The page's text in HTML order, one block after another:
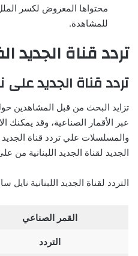
محتواها المعروض لكسر
للمشاهدة.
تردد قناة الجديد
تردد قناة الجديد على
تزايد البحث من قبل المشاهدين حول
عبر الأقمار الصناعية، وقد يمكنك
الجديد لقناة الجديد اللبنانية من
التردد لقناة الجديد اللبنانية نايل سات 2021
القمر الصناعي
التردد